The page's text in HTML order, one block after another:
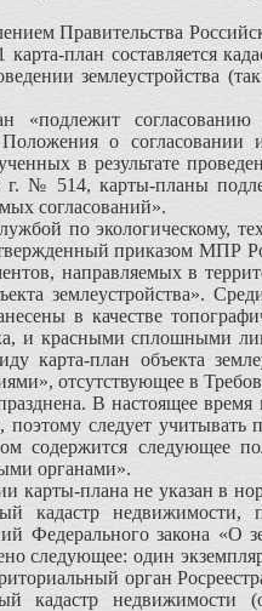
Правительства
карта-план составляется
землеустройства
согласованию
о согласовании
в результате
№ 514, карты-планы
согласований».
по экологическому,
приказом МПР
направ­ляемых в
землеустройства».
в качестве
и красными сплош­ными
план объекта
от­сутствующее в
В настоящее
следует
следующее
органами».
карты-плана не указан в
кадастр недвижимости,
Федерального закона «О
следующее: один
орган
кадастр недвижимости